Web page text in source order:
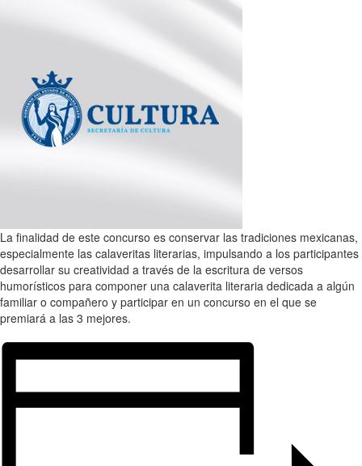
La finalidad de este concurso es conservar las tradiciones mexicanas,
especialmente las calaveritas literarias, impulsando a los participantes
desarrollar su creatividad a través de la escritura de versos
humorísticos para componer una calaverita literaria dedicada a algún
familiar o compañero y participar en un concurso en el que se
premiará a las 3 mejores.